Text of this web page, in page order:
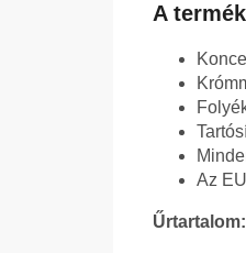
A
Az
Űrtartalom: